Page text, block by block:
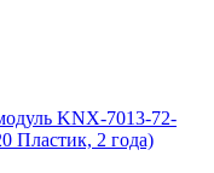
KNX-7013-72-
Пластик, 2 года)